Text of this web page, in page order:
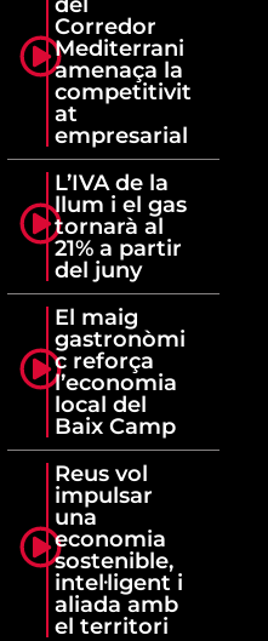
Corredor
Mediterrani
amenaça la
competitivit
at
empresarial
L’IVA de la
llum i el gas
tornarà al
21% a partir
del juny
El maig
gastronòmi
c reforça
l’economia
local del
Baix Camp
Reus vol
impulsar
una
economia
sostenible,
intel·ligent i
aliada amb
el territori